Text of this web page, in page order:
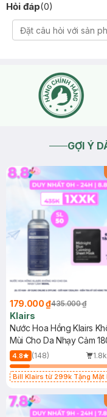
Hỏi đáp(0)
GỢI Ý
179.000 ₫435.000 ₫
Klairs
Nước Hoa Hồng Klairs
Mùi Cho Da Nhạy Cảm
4.8 (148)
Bill Klairs từ 299k Tặng Mặt
25ml (SL Có Hạn)